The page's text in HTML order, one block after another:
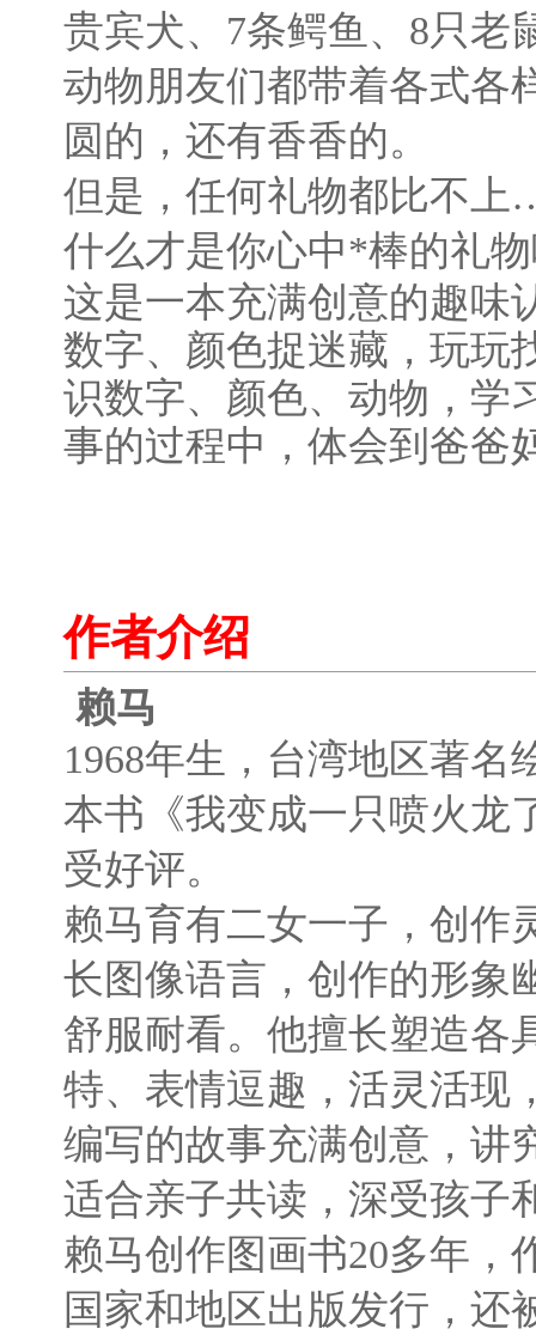
贵宾犬、7条鳄鱼、8只
动物朋友们都带着各式各
圆的，还有香香的。
但是，任何礼物都比不
什么才是你心中*棒的礼
这是一本充满创意的趣味
数字、颜色捉迷藏，玩玩
识数字、颜色、动物，学
事的过程中，体会到爸爸
作者介绍
赖马
1968年生，台湾地区著名
本书《我变成一只喷火龙
受好评。
赖马育有二女一子，创作
长图像语言，创作的形象
舒服耐看。他擅长塑造各
特、表情逗趣，活灵活现
编写的故事充满创意，讲
适合亲子共读，深受孩子
赖马创作图画书20多年，
国家和地区出版发行，还